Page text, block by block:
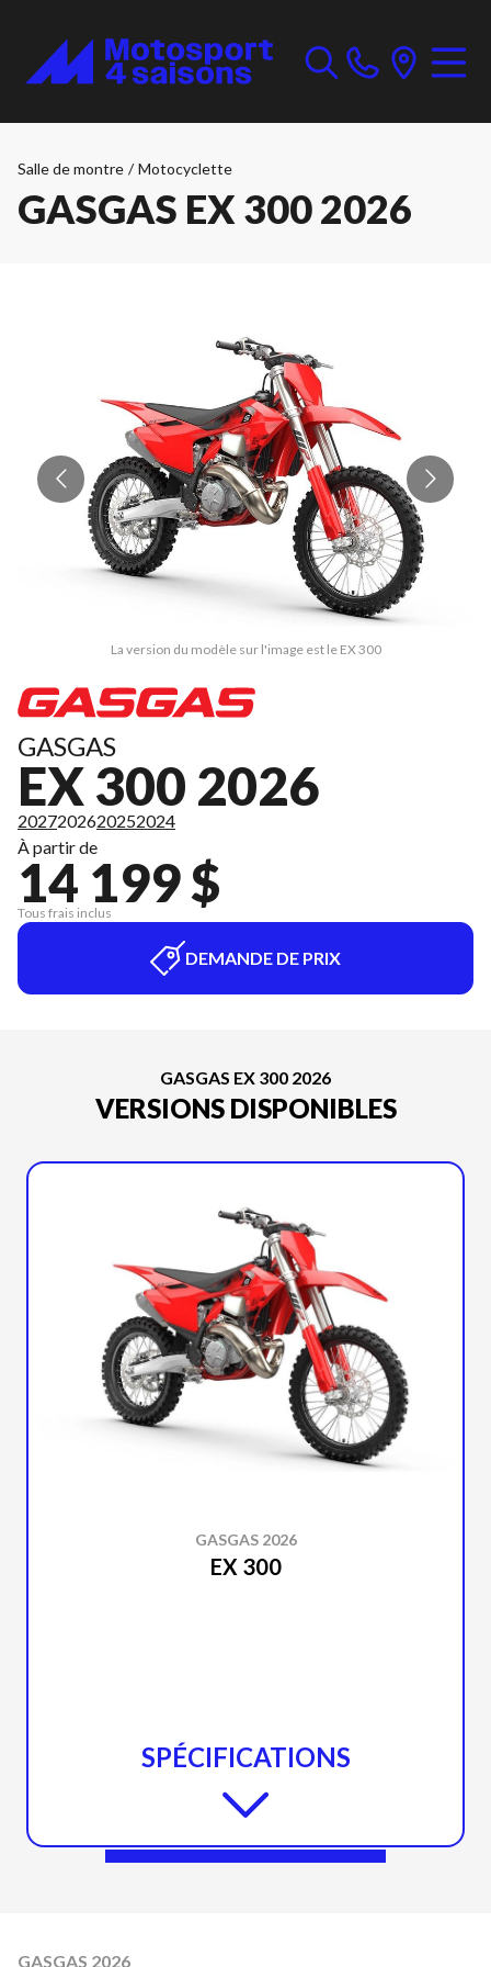
Salle de montre / Motocyclette
GASGAS EX 300 2026
La version du modèle sur l'image est le EX 300
GASGAS
EX 300 2026
2027202620252024
À partir de
14 199 $
Tous frais inclus
DEMANDE DE PRIX
GASGAS EX 300 2026
VERSIONS DISPONIBLES
GASGAS 2026
EX 300
SPÉCIFICATIONS
GASGAS 2026